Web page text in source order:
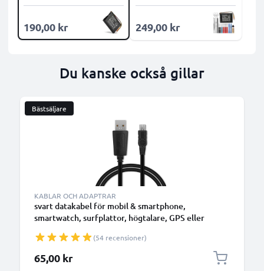
190,00 kr 249,00 kr
Du kanske också gillar
Bästsäljare
KABLAR OCH ADAPTRAR
svart datakabel för mobil & smartphone,
smartwatch, surfplattor, högtalare, GPS eller
sladd
(54 recensioner)
65,00 kr